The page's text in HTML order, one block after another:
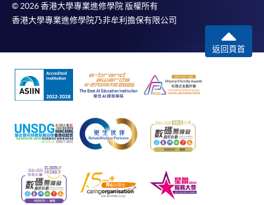
© 2026 香港大學專業進修學院 版權所有
香港大學專業進修學院乃非牟利擔保有限公司
返回頁首